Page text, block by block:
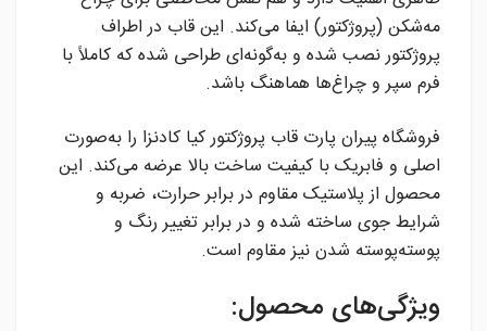
مه‌شکن (پروژکتور) ایفا می‌کند. این قاب در اطراف
پروژکتور نصب شده و به‌گونه‌ای طراحی شده که کاملاً با
فرم سپر و چراغ‌ها هماهنگ باشد.
فروشگاه پیران پارت قاب پروژکتور کیا کادنزا را به‌صورت
اصلی و فابریک با کیفیت ساخت بالا عرضه می‌کند. این
محصول از پلاستیک مقاوم در برابر حرارت، ضربه و
شرایط جوی ساخته شده و در برابر تغییر رنگ و
پوسته‌پوسته شدن نیز مقاوم است.
ویژگی‌های محصول: